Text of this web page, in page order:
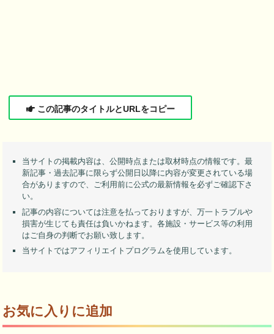
この記事のタイトルとURLをコピー
当サイトの掲載内容は、公開時点または取材時点の情報です。最
新記事・過去記事に限らず公開日以降に内容が変更されている場
合がありますので、ご利用前に公式の最新情報を必ずご確認下さ
い。
記事の内容については注意を払っておりますが、万一トラブルや
損害が生じても責任は負いかねます。各施設・サービス等の利用
はご自身の判断でお願い致します。
当サイトではアフィリエイトプログラムを使用しています。
お気に入りに追加